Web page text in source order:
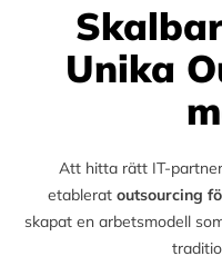
Unika
Att hitta rätt IT-
etablerat outsourcing
skapat en arbetsmodell